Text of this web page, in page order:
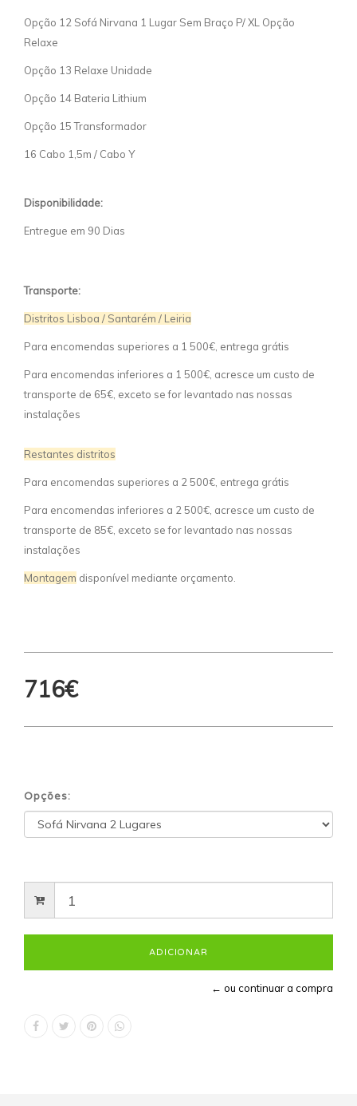
Opção 12 Sofá Nirvana 1 Lugar Sem Braço P/ XL Opção
Relaxe
Opção 13 Relaxe Unidade
Opção 14 Bateria Lithium
Opção 15 Transformador
16 Cabo 1,5m / Cabo Y
Disponibilidade:
Entregue em 90 Dias
Transporte:
Distritos Lisboa / Santarém / Leiria
Para encomendas superiores a 1 500€, entrega grátis
Para encomendas inferiores a 1 500€, acresce um custo de
transporte de 65€, exceto se for levantado nas nossas
instalações
Restantes distritos
Para encomendas superiores a 2 500€, entrega grátis
Para encomendas inferiores a 2 500€, acresce um custo de
transporte de 85€, exceto se for levantado nas nossas
instalações
Montagem disponível mediante orçamento.
716€
Opções:
← ou continuar a compra